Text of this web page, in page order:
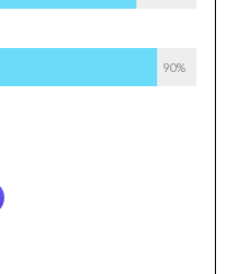
90%